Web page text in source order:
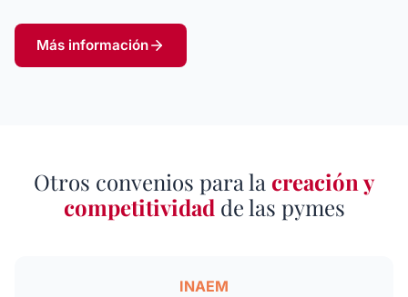
Más información
Otros convenios para la creación y
competitividad de las pymes
INAEM